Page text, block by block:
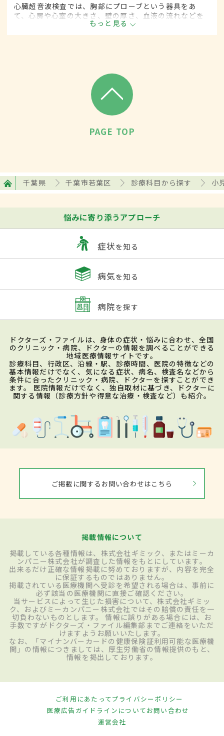
心臓超音波検査では、胸部にプローブという器具をあ
て、心房や心室の大きさ、壁の厚さ、血液の流れなどを
見る。腹部超音波検査では腹部にプローブをあてて臓器
の形態異常がないかを見る。リアルタイムで臓器の動き
もっと見る
PAGE TOP
千葉県 千葉市若葉区 診療科目から探す 小
悩みに寄り添うアプローチ
症状を知る
病気を知る
病院を探す
ドクターズ・ファイルは、身体の症状・悩みに合わせ、全国
のクリニック・病院、ドクターの情報を調べることができる
地域医療情報サイトです。
診療科目、行政区、沿線・駅、診療時間、医院の特徴などの
基本情報だけでなく、気になる症状、病名、検査名などから
条件に合ったクリニック・病院、ドクターを探すことができ
ます。 医院情報だけでなく、独自取材に基づき、ドクターに
関する情報（診療方針や得意な治療・検査など）も紹介。
ご掲載に関するお問い合わせはこちら
掲載情報について
掲載している各種情報は、株式会社ギミック、またはミーカ
ンパニー株式会社が調査した情報をもとにしています。
出来るだけ正確な情報掲載に努めておりますが、内容を完全
に保証するものではありません。
掲載されている医療機関へ受診を希望される場合は、事前に
必ず該当の医療機関に直接ご確認ください。
当サービスによって生じた損害について、株式会社ギミッ
ク、およびミーカンパニー株式会社ではその賠償の責任を一
切負わないものとします。 情報に誤りがある場合には、お
手数ですがドクターズ・ファイル編集部までご連絡をいただ
けますようお願いいたします。
なお、「マイナンバーカードの健康保険証利用可能な医療機
関」の情報につきましては、厚生労働省の情報提供のもと、
情報を掲出しております。
ご利用にあたってプライバシーポリシー
医療広告ガイドラインについてお問い合わせ
運営会社